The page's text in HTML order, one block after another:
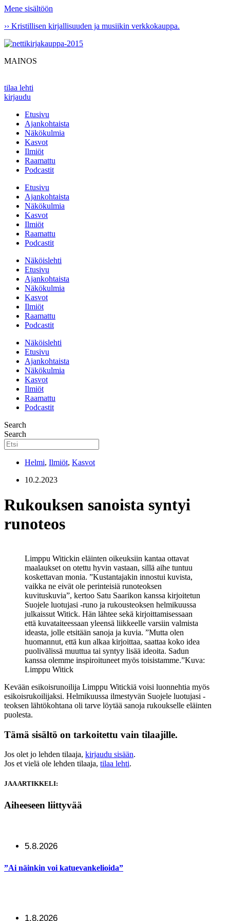
Mene sisältöön
›› Kristillisen kirjallisuuden ja musiikin verkkokauppa.
MAINOS
tilaa lehti
kirjaudu
Etusivu
Ajankohtaista
Näkökulmia
Kasvot
Ilmiöt
Raamattu
Podcastit
Etusivu
Ajankohtaista
Näkökulmia
Kasvot
Ilmiöt
Raamattu
Podcastit
Näköislehti
Etusivu
Ajankohtaista
Näkökulmia
Kasvot
Ilmiöt
Raamattu
Podcastit
Näköislehti
Etusivu
Ajankohtaista
Näkökulmia
Kasvot
Ilmiöt
Raamattu
Podcastit
Search
Search
Helmi, Ilmiöt, Kasvot
10.2.2023
Rukouksen sanoista syntyi
runoteos
Limppu Witickin eläinten oikeuksiin kantaa ottavat
maalaukset on otettu hyvin vastaan, sillä aihe tuntuu
koskettavan monia. ”Kustantajakin innostui kuvista,
vaikka ne eivät ole perinteisiä runoteoksen
kuvituskuvia”, kertoo Satu Saarikon kanssa kirjoitetun
Suojele luotujasi -runo ja rukousteoksen helmikuussa
julkaissut Witick. Hän lähtee sekä kirjoittamisessaan
että kuvataiteessaan yleensä liikkeelle varsiin valmista
ideasta, jolle etsitään sanoja ja kuvia. ”Mutta olen
huomannut, että kun alkaa kirjoittaa, saattaa koko idea
puolivälissä muuttua tai syntyy lisää ideoita. Sadun
kanssa olemme inspiroituneet myös toisistamme.”Kuva:
Limppu Witick
Kevään esikoisrunoilija Limppu Witickiä voisi luonnehtia myös
esikoisrukoilijaksi. Helmikuussa ilmestyvän Suojele luotujasi -
teoksen lähtökohtana oli tarve löytää sanoja rukoukselle eläinten
puolesta.
Tämä sisältö on tarkoitettu vain tilaajille.
Jos olet jo lehden tilaaja, kirjaudu sisään.
Jos et vielä ole lehden tilaaja, tilaa lehti.
JAA ARTIKKELI:
Aiheeseen liittyvää
5.8.2026
”Ai näinkin voi katuevankelioida”
1.8.2026